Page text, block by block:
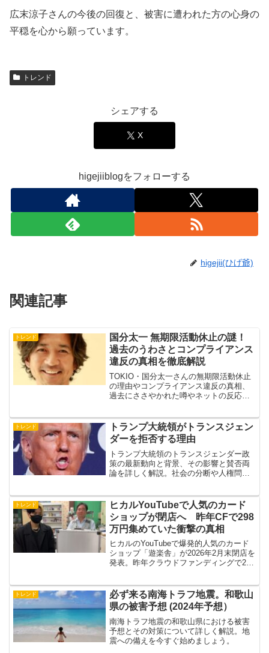
広末涼子さんの今後の回復と、被害に遭われた方の心身の
平穏を心から願っています。
トレンド
シェアする
X
higejiiblogをフォローする
higejii(ひげ爺)
関連記事
トレンド
国分太一 無期限活動休止の謎！
過去のうわさとコンプライアンス
違反の真相を徹底解説
TOKIO・国分太一さんの無期限活動休止
の理由やコンプライアンス違反の真相、
過去にささやかれた噂やネットの反応、
トレンド
トランプ大統領がトランスジェン
ダーを拒否する理由
トランプ大統領のトランスジェンダー政
策の最新動向と背景、その影響と賛否両
論を詳しく解説。社会の分断や人権問題
トレンド
ヒカルYouTubeで人気のカード
ショップが閉店へ 昨年CFで298
万円集めていた衝撃の真相
ヒカルのYouTubeで爆発的人気のカード
ショップ「遊楽舎」が2026年2月末閉店を
発表。昨年クラウドファンディングで298
ルコラボの歴史を徹底追跡。
トレンド
必ず来る南海トラフ地震。和歌山
県の被害予想 (2024年予想）
南海トラフ地震の和歌山県における被害
予想とその対策について詳しく解説。地
震への備えを今すぐ始めましょう。